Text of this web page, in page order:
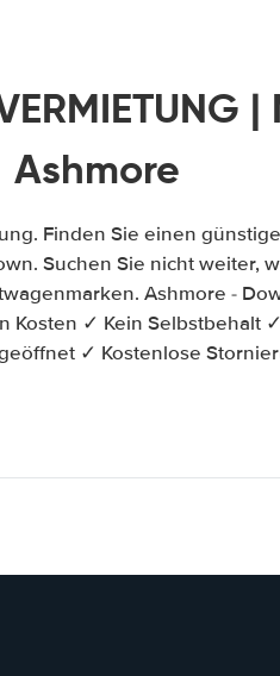
Ashmore
Finden Sie einen
Suchen Sie nicht weiter,
Ashmore -
Kosten ✓ Kein Selbstbehalt
✓ Kostenlose